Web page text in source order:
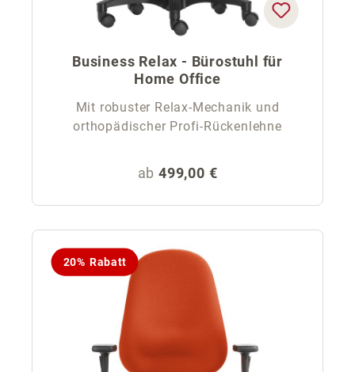
Business Relax - Bürostuhl für
Home Office
Mit robuster Relax-Mechanik und
orthopädischer Profi-Rückenlehne
Regulärer Preis:
ab 499,00 €
20% Rabatt